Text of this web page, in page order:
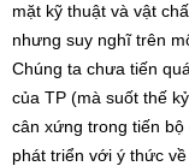
mặt kỹ thuật và vật
nhưng suy nghĩ trên
Chúng ta chưa tiến
của TP (mà suốt thế
cân xứng trong tiến
phát triển với ý thức